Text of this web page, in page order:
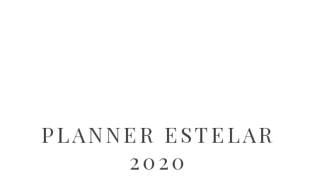
PLANNER ESTELAR
2020